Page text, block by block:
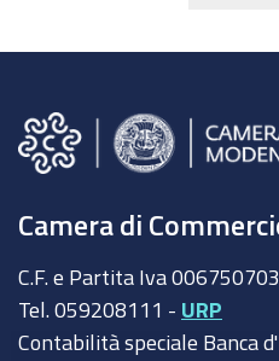
Camera di
C.F. e Partita Iva
Tel. 059208111 - URP
Contabilità speciale Banca